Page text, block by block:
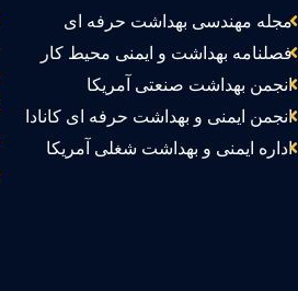
مجله مهندسی بهداشت حرفه ای
فصلنامه بهداشت و ایمنی محیط کار
انجمن بهداشت صنعتی آمریکا
انجمن ایمنی و بهداشت حرفه ای کانادا
اداره ایمنی و بهداشت شغلی آمریکا